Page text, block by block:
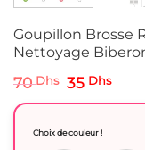
Goupillon Brosse
Nettoyage
70Dhs Le
était :
70 Dhs.
35 DhsLe
Choix de couleur !